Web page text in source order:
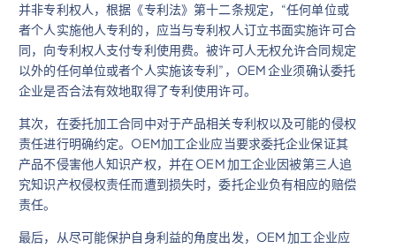
并非专利权人，根据《专利法》第十二条规定，“任何单位或
者个人实施他人专利的，应当与专利权人订立书面实施许可合
同，向专利权人支付专利使用费。被许可人无权允许合同规定
以外的任何单位或者个人实施该专利”，OEM 企业须确认委托
企业是否合法有效地取得了专利使用许可。
其次，在委托加工合同中对于产品相关专利权以及可能的侵权
责任进行明确约定。OEM加工企业应当要求委托企业保证其
产品不侵害他人知识产权，并在 OEM 加工企业因被第三人追
究知识产权侵权责任而遭到损失时，委托企业负有相应的赔偿
责任。
最后，从尽可能保护自身利益的角度出发，OEM 加工企业应